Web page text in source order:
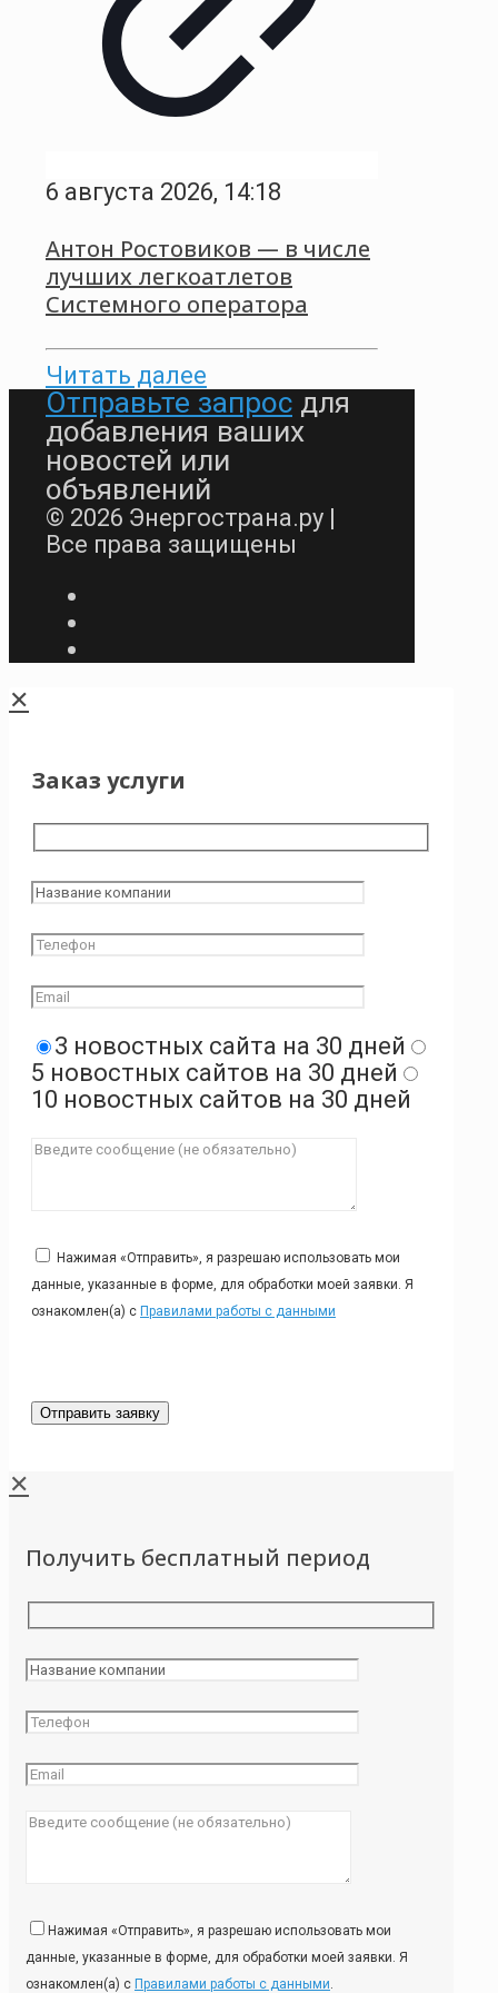
6 августа 2026, 14:18
Антон Ростовиков — в числе
лучших легкоатлетов
Системного оператора
Читать далее
Отправьте запрос для
добавления ваших
новостей или
объявлений
© 2026 Энергострана.ру |
Все права защищены
✕
Заказ услуги
3 новостных сайта на 30 дней
5 новостных сайтов на 30 дней
10 новостных сайтов на 30 дней
Нажимая «Отправить», я разрешаю использовать мои
данные, указанные в форме, для обработки моей заявки. Я
ознакомлен(а) с Правилами работы с данными
✕
Получить бесплатный период
Нажимая «Отправить», я разрешаю использовать мои
данные, указанные в форме, для обработки моей заявки. Я
ознакомлен(а) с Правилами работы с данными.